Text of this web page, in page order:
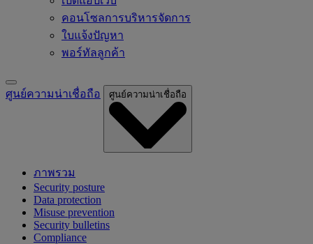
คอนโซลการบริหารจัดการ
ใบแจ้งปัญหา
พอร์ทัลลูกค้า
ศูนย์ความน่าเชื่อถือ ศูนย์ความน่าเชื่อถือ
ภาพรวม
Security posture
Data protection
Misuse prevention
Security bulletins
Compliance